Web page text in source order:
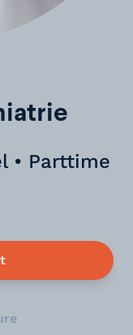
• Parttime